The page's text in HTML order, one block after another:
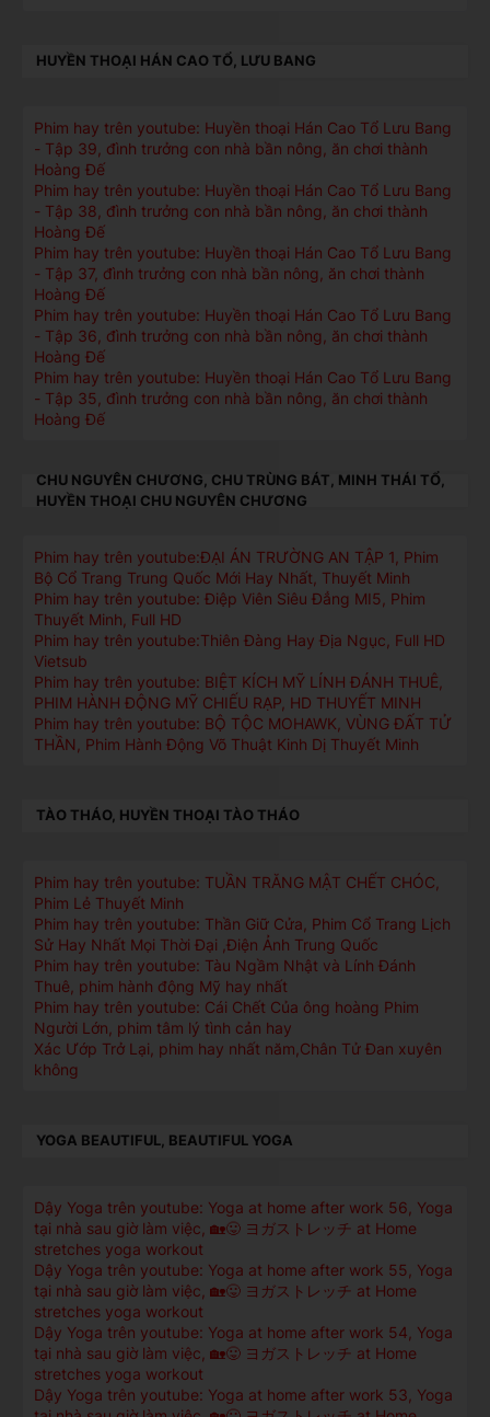
HUYỀN THOẠI HÁN CAO TỔ, LƯU BANG
Phim hay trên youtube: Huyền thoại Hán Cao Tổ Lưu Bang
- Tập 39, đình trưởng con nhà bần nông, ăn chơi thành
Hoàng Đế
Phim hay trên youtube: Huyền thoại Hán Cao Tổ Lưu Bang
- Tập 38, đình trưởng con nhà bần nông, ăn chơi thành
Hoàng Đế
Phim hay trên youtube: Huyền thoại Hán Cao Tổ Lưu Bang
- Tập 37, đình trưởng con nhà bần nông, ăn chơi thành
Hoàng Đế
Phim hay trên youtube: Huyền thoại Hán Cao Tổ Lưu Bang
- Tập 36, đình trưởng con nhà bần nông, ăn chơi thành
Hoàng Đế
Phim hay trên youtube: Huyền thoại Hán Cao Tổ Lưu Bang
- Tập 35, đình trưởng con nhà bần nông, ăn chơi thành
Hoàng Đế
CHU NGUYÊN CHƯƠNG, CHU TRÙNG BÁT, MINH THÁI TỔ,
HUYỀN THOẠI CHU NGUYÊN CHƯƠNG
Phim hay trên youtube:ĐẠI ÁN TRƯỜNG AN TẬP 1, Phim
Bộ Cổ Trang Trung Quốc Mới Hay Nhất, Thuyết Minh
Phim hay trên youtube: Điệp Viên Siêu Đẳng MI5, Phim
Thuyết Minh, Full HD
Phim hay trên youtube:Thiên Đàng Hay Địa Ngục, Full HD
Vietsub
Phim hay trên youtube: BIỆT KÍCH MỸ LÍNH ĐÁNH THUÊ,
PHIM HÀNH ĐỘNG MỸ CHIẾU RẠP, HD THUYẾT MINH
Phim hay trên youtube: BỘ TỘC MOHAWK, VÙNG ĐẤT TỬ
THẦN, Phim Hành Động Võ Thuật Kinh Dị Thuyết Minh
TÀO THÁO, HUYỀN THOẠI TÀO THÁO
Phim hay trên youtube: TUẦN TRĂNG MẬT CHẾT CHÓC,
Phim Lẻ Thuyết Minh
Phim hay trên youtube: Thần Giữ Cửa, Phim Cổ Trang Lịch
Sử Hay Nhất Mọi Thời Đại ,Điện Ảnh Trung Quốc
Phim hay trên youtube: Tàu Ngầm Nhật và Lính Đánh
Thuê, phim hành động Mỹ hay nhất
Phim hay trên youtube: Cái Chết Của ông hoàng Phim
Người Lớn, phim tâm lý tình cản hay
Xác Ướp Trở Lại, phim hay nhất năm,Chân Tử Đan xuyên
không
YOGA BEAUTIFUL, BEAUTIFUL YOGA
Dậy Yoga trên youtube: Yoga at home after work 56, Yoga
tại nhà sau giờ làm việc, 🏡😛 ヨガストレッチ at Home
stretches yoga workout
Dậy Yoga trên youtube: Yoga at home after work 55, Yoga
tại nhà sau giờ làm việc, 🏡😛 ヨガストレッチ at Home
stretches yoga workout
Dậy Yoga trên youtube: Yoga at home after work 54, Yoga
tại nhà sau giờ làm việc, 🏡😛 ヨガストレッチ at Home
stretches yoga workout
Dậy Yoga trên youtube: Yoga at home after work 53, Yoga